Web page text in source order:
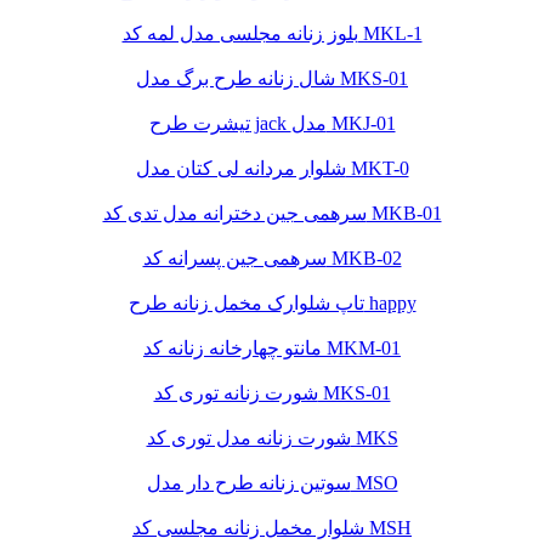
بلوز زنانه مجلسی مدل لمه کد MKL-1
شال زنانه طرح برگ مدل MKS-01
تیشرت طرح jack مدل MKJ-01
شلوار مردانه لی کتان مدل MKT-0
سرهمی جین دخترانه مدل تدی کد MKB-01
سرهمی جین پسرانه کد MKB-02
تاپ شلوارک مخمل زنانه طرح happy
مانتو چهارخانه زنانه کد MKM-01
شورت زنانه توری کد MKS-01
شورت زنانه مدل توری کد MKS
سوتین زنانه طرح دار مدل MSO
شلوار مخمل زنانه مجلسی کد MSH